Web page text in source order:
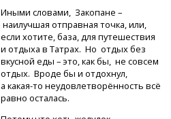
Иными словами, Закопане –
наилучшая отправная точка, или,
если хотите, база, для путешествия
и отдыха в Татрах. Но отдых без
вкусной еды – это, как бы, не совсем
отдых. Вроде бы и отдохнул,
а какая-то неудовлетворённость всё
равно осталась.